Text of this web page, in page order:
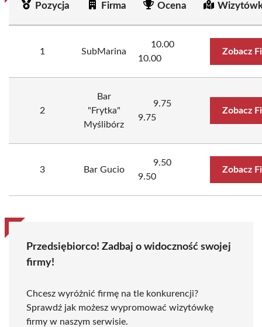
Pozycja Firma Ocena
1 SubMarina
10.00
10.00
Zobacz
2
Bar
"Frytka"
Myślibórz
9.75
9.75
Zobacz
3 Bar Gucio
9.50
9.50
Zobacz
Przedsiębiorco! Zadbaj o widoczność swojej
firmy!
Chcesz wyróżnić firmę na tle konkurencji?
Sprawdź jak możesz wypromować wizytówkę
firmy w naszym serwisie.